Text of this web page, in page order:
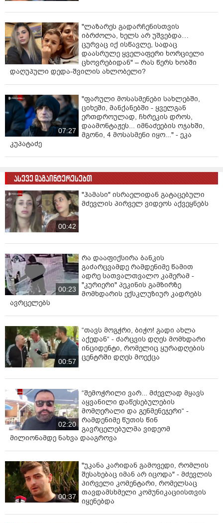
"ლაზარეს გადარჩენისთვის
იბრძოლა, ხელს არ უშვებდა…
ცურვაც იქ ისწავლე, სადაც
დაასრულე ყველაფერი ხორციელი
ცხოვრებიდან" – რას წერს ხობში
დაღუპული დედა-შვილის ახლობელი?
07:27
"ფარული მოსასმენები სახლებში,
ციხეში, მანქანებში - ყველგან
ერთდროულად, ჩხრეკის დროს,
დაამონტაჟეს... იმნაძეების ოჯახში,
მგონი, 4 მოსასმენი იყო..." - ეკა
კუპატაძე
ასევე დაგაინტერესებთ
00:42
"ჰამასი" ისრაელიდან გატაცებული
მძევლის პირველ ვიდეოს აქვეყნებს
00:23
რა დააფიქსირა ბანკის
გაძარცვამდე რამდენიმე წამით
ადრე სათვალთვალო კამერამ -
"კურიერი" პეკინის გამზირზე
მომხდარის ექსკლუზიურ კადრებს
ავრცელებს
00:57
“თავს მოგჭრი, ბიჭო! გადი ახლა
აქედან“ - ძარცვის დღეს მომხდარი
ინციდენტი, რომელიც ყურადღების
ცენტრში დღეს მოექცა
02:20
“შემოჭრილი ვარ... მძევლად მყავს
აყვანილი დაწესებულების
მომღერალი და გენმენეჯერი“ -
რამდენიმე წუთის წინ
გავრცელებულმა ვიდეომ
მილიონამდე ნახვა დააგროვა
00:37
"უკანა კარიდან გამოვედი, რომლის
შესახებაც იმან არ იცოდა" - მძევლის
პირველი კომენტარი, რომელსაც
თავდამსხმელი კომუნიკაციისთვის
იყენებდა